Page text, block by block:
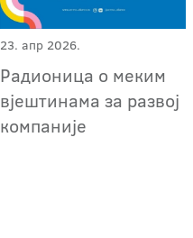
23. апр 2026.
Радионица о меким
вјештинама за развој
компаније